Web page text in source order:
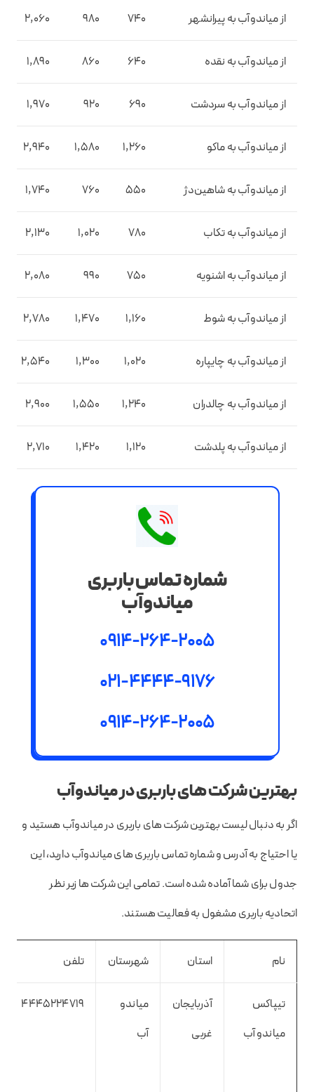
از میاندوآب به پیرانشهر 740
980
2,060
از میاندوآب به نقده 640
860
1,890
از میاندوآب به سردشت 690
920
1,970
از میاندوآب به ماکو 1,260
1,580
2,940
از میاندوآب به شاهین‌دژ 550
760
1,740
از میاندوآب به تکاب 780
1,020
2,130
از میاندوآب به اشنویه 750
990
2,080
از میاندوآب به شوط 1,160
1,470
2,780
از میاندوآب به چایپاره 1,020
1,300
2,540
از میاندوآب به چالدران 1,240
1,550
2,900
از میاندوآب به پلدشت 1,120
1,420
2,710
شماره تماس باربری
میاندوآب
0914-264-2005
021-4444-9176
0914-264-2005
بهترین شرکت های باربری در میاندوآب
اگر به دنبال لیست بهترین شرکت های باربری در میاندوآب هستید و
یا احتیاج به آدرس و شماره تماس باربری های میاندوآب دارید، این
جدول برای شما آماده شده است. تمامی این شرکت ها زیر نظر
اتحادیه باربری مشغول به فعالیت هستند.
نام استان شهرستان تلفن
تیپاکس
میاندو آب
آذربایجان
غربی
میاندو
آب
4445224719